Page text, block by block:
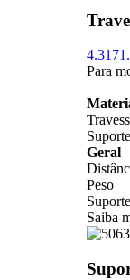
Para
Geral
Peso
Suporte
Saiba